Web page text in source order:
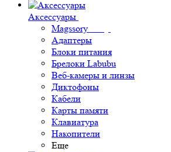
Аксессуары
Magssory
Адаптеры
Блоки питания
Брелоки Labubu
Веб-камеры и линзы
Диктофоны
Кабели
Карты памяти
Клавиатура
Накопители
Еще